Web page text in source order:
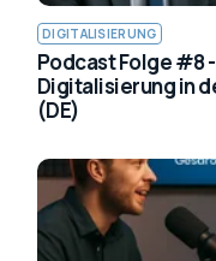
DIGITALISIERUNG
Podcast Folge #8
Digitalisierung in
(DE)